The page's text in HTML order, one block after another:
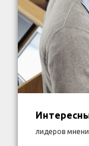
лидеров